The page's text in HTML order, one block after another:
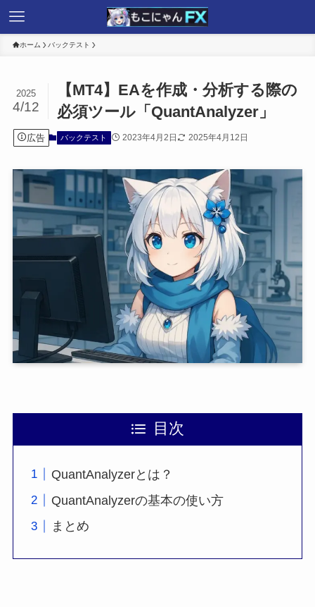
ホーム バックテスト
【MT4】EAを作成・分析する際の
必須ツール「QuantAnalyzer」
2025
4/12
広告 バックテスト 2023年4月2日 2025年4月12日
目次
QuantAnalyzerとは？
QuantAnalyzerの基本の使い方
まとめ